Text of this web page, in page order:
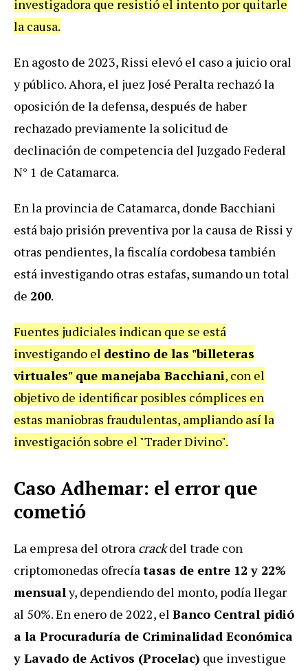
investigadora que resistió el intento por quitarle
la causa.
En agosto de 2023, Rissi elevó el caso a juicio oral
y público. Ahora, el juez José Peralta rechazó la
oposición de la defensa, después de haber
rechazado previamente la solicitud de
declinación de competencia del Juzgado Federal
N° 1 de Catamarca.
En la provincia de Catamarca, donde Bacchiani
está bajo prisión preventiva por la causa de Rissi y
otras pendientes, la fiscalía cordobesa también
está investigando otras estafas, sumando un total
de 200.
Fuentes judiciales indican que se está
investigando el destino de las "billeteras
virtuales" que manejaba Bacchiani, con el
objetivo de identificar posibles cómplices en
estas maniobras fraudulentas, ampliando así la
investigación sobre el "Trader Divino".
Caso Adhemar: el error que
cometió
La empresa del otrora crackdel trade con
criptomonedas ofrecíatasas de entre 12 y 22%
mensualy, dependiendo del monto, podía llegar
al 50%. En enero de 2022, el Banco Central pidió
a la Procuraduría de Criminalidad Económica
y Lavado de Activos (Procelac) que investigue